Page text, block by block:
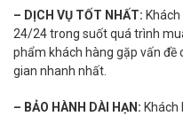
– DỊCH VỤ TỐT NHẤT:
24/24 trong suốt quá trình
phẩm khách hàng gặp vấn đề
gian nhanh nhất.
– BẢO HÀNH DÀI HẠN: